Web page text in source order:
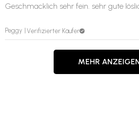
Peggy Verifizierter Käufer
Geschmacklich sehr fein. sehr gute
MEHR